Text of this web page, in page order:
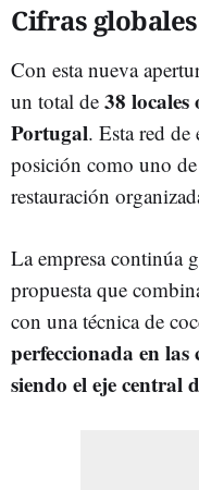
Cifras globales
Con esta nueva
un total de 38
Portugal. Esta red de
posición como uno
restauración
La empresa continúa
propuesta que
con una técnica de
perfeccionada en las
siendo el eje central